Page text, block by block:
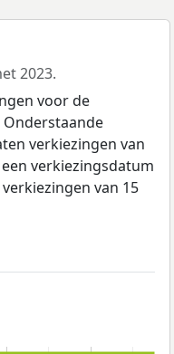
2023.
voor de
Onderstaande
verkiezingen van
verkiezingsdatum
van 15